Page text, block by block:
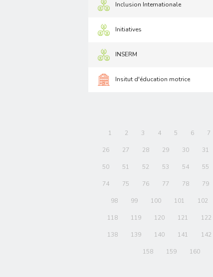
Inclusion Internationale
Initiatives
INSERM
Insitut d'éducation motrice
1 2 3 4 5 6 7
26 27 28 29 30 31
50 51 52 53 54 55
74 75 76 77 78 79
98 99 100 101 102
118 119 120 121 122
138 139 140 141 142
158 159 160